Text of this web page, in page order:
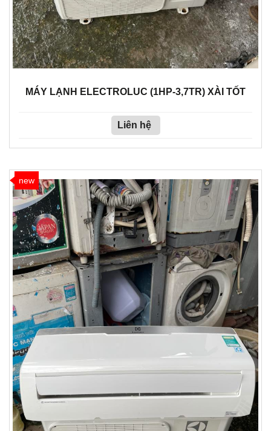
MÁY LẠNH ELECTROLUC (1HP-3,7TR) XÀI TỐT
Liên hệ
new